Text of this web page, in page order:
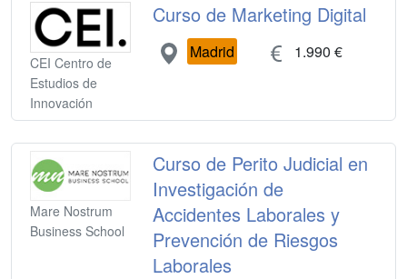
CEI Centro de
Estudios de
Innovación
Curso de Marketing Digital
Madrid 1.990 €
Mare Nostrum
Business School
Curso de Perito Judicial en
Investigación de
Accidentes Laborales y
Prevención de Riesgos
Laborales